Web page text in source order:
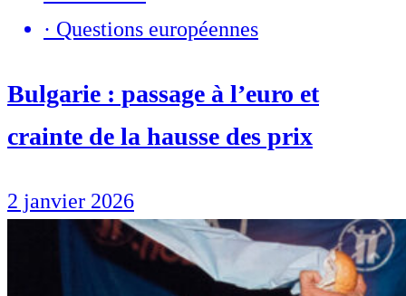
· Questions européennes
Bulgarie : passage à l’euro et
crainte de la hausse des prix
2 janvier 2026